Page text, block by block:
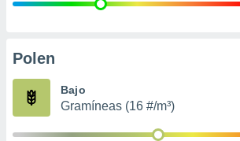
publicidad
Polen
Bajo
Gramíneas (16 #/m³)